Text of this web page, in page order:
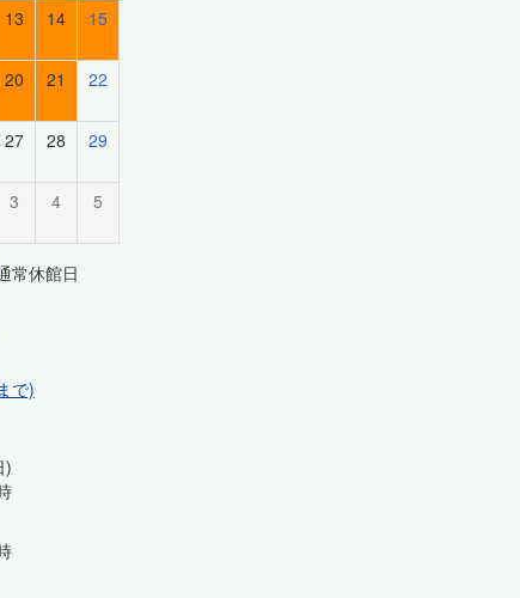
13 14 15
20 21 22
27 28 29
3 4 5
常休館日
で)
)